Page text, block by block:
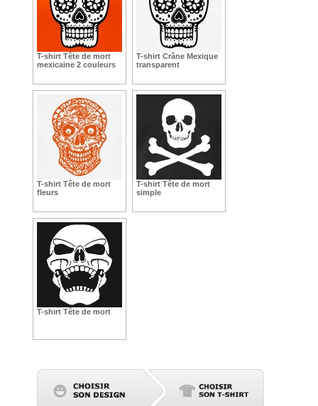
T-shirt Tête de mort
mexicaine 2 couleurs
T-shirt Crâne Mexique
transparent
T-shirt Tête de mort
fleurs
T-shirt Tête de mort
simple
T-shirt Tête de mort